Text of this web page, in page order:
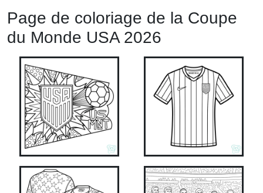
Page de coloriage de la Coupe
du Monde USA 2026